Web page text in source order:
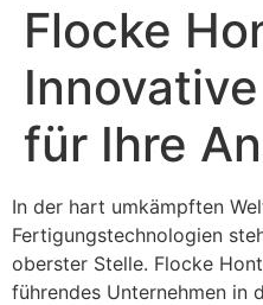
Flocke
für Ihre
In der hart umkämpften
Fertigungstechnologien
oberster Stelle. Flocke
führendes Unternehmen in